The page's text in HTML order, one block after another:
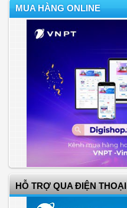
MUA HÀNG ONLINE
HỖ TRỢ QUA ĐIỆN THOẠI